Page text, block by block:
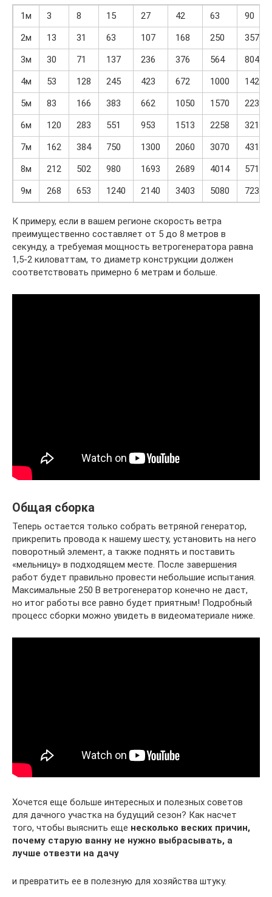
1м 3 8 15 27 42 63
90
2м
13 31 63 107 168 250
357
3м
30 71 137 236 376 564
804
4м
53 128 245 423 672 1000
1423
5м
83 166 383 662 1050 1570
2233
6м
120 283 551 953 1513 2258
3215
7м
162 384 750 1300 2060 3070
4310
8м
212 502 980 1693 2689 4014
5715
9м
268 653 1240 2140 3403 5080 7230
К примеру, если в вашем регионе скорость ветра
преимущественно составляет от 5 до 8 метров в
секунду, а требуемая мощность ветрогенератора равна
1,5-2 киловаттам, то диаметр конструкции должен
соответствовать примерно 6 метрам и больше.
Общая сборка
Теперь остается только собрать ветряной генератор,
прикрепить провода к нашему шесту, установить на него
поворотный элемент, а также поднять и поставить
«мельницу» в подходящем месте. После завершения
работ будет правильно провести небольшие испытания.
Максимальные 250 В ветрогенератор конечно не даст,
но итог работы все равно будет приятным! Подробный
процесс сборки можно увидеть в видеоматериале ниже.
Хочется еще больше интересных и полезных советов
для дачного участка на будущий сезон? Как насчет
того, чтобы выяснить еще несколько веских причин,
почему старую ванну не нужно выбрасывать, а
лучше отвезти на дачу
и превратить ее в полезную для хозяйства штуку.